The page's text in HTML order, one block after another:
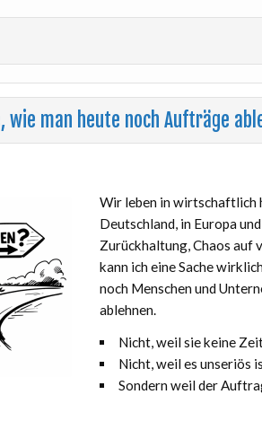
man heute noch Aufträge
Wir leben in wirtschaftlich
Deutschland, in Europa
Zurückhaltung, Chaos auf
kann ich eine Sache
noch Menschen und
ablehnen.
Nicht, weil sie keine Zeit
Nicht, weil es unseriös
Sondern weil der